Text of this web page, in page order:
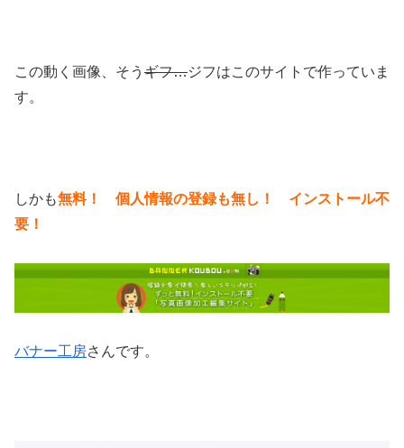
この動く画像、そう ギフ…ジフはこのサイトで作っていま
す。
しかも無料！ 個人情報の登録も無し！ インストール不
要！
バナー工房さんです。